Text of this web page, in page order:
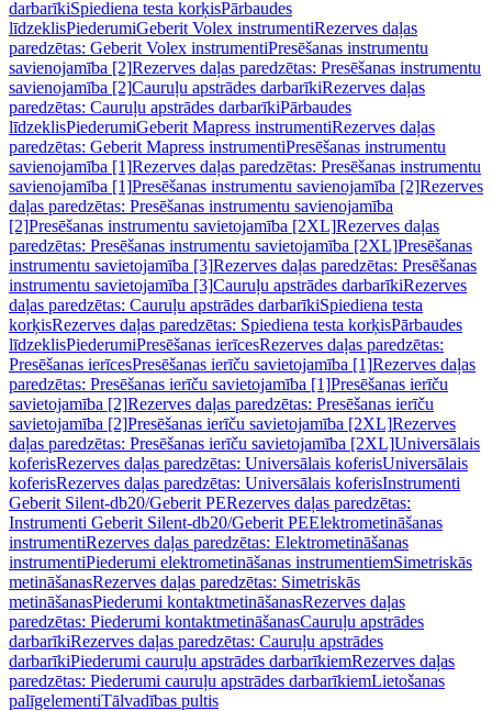
darbarīkiSpiediena testa korķisPārbaudes
līdzeklisPiederumiGeberit Volex instrumentiRezerves daļas
paredzētas: Geberit Volex instrumentiPresēšanas instrumentu
savienojamība [2]Rezerves daļas paredzētas: Presēšanas instrumentu
savienojamība [2]Cauruļu apstrādes darbarīkiRezerves daļas
paredzētas: Cauruļu apstrādes darbarīkiPārbaudes
līdzeklisPiederumiGeberit Mapress instrumentiRezerves daļas
paredzētas: Geberit Mapress instrumentiPresēšanas instrumentu
savienojamība [1]Rezerves daļas paredzētas: Presēšanas instrumentu
savienojamība [1]Presēšanas instrumentu savienojamība [2]Rezerves
daļas paredzētas: Presēšanas instrumentu savienojamība
[2]Presēšanas instrumentu savietojamība [2XL]Rezerves daļas
paredzētas: Presēšanas instrumentu savietojamība [2XL]Presēšanas
instrumentu savietojamība [3]Rezerves daļas paredzētas: Presēšanas
instrumentu savietojamība [3]Cauruļu apstrādes darbarīkiRezerves
daļas paredzētas: Cauruļu apstrādes darbarīkiSpiediena testa
korķisRezerves daļas paredzētas: Spiediena testa korķisPārbaudes
līdzeklisPiederumiPresēšanas ierīcesRezerves daļas paredzētas:
Presēšanas ierīcesPresēšanas ierīču savietojamība [1]Rezerves daļas
paredzētas: Presēšanas ierīču savietojamība [1]Presēšanas ierīču
savietojamība [2]Rezerves daļas paredzētas: Presēšanas ierīču
savietojamība [2]Presēšanas ierīču savietojamība [2XL]Rezerves
daļas paredzētas: Presēšanas ierīču savietojamība [2XL]Universālais
koferisRezerves daļas paredzētas: Universālais koferisUniversālais
koferisRezerves daļas paredzētas: Universālais koferisInstrumenti
Geberit Silent-db20/Geberit PERezerves daļas paredzētas:
Instrumenti Geberit Silent-db20/Geberit PEElektrometināšanas
instrumentiRezerves daļas paredzētas: Elektrometināšanas
instrumentiPiederumi elektrometināšanas instrumentiemSimetriskās
metināšanasRezerves daļas paredzētas: Simetriskās
metināšanasPiederumi kontaktmetināšanasRezerves daļas
paredzētas: Piederumi kontaktmetināšanasCauruļu apstrādes
darbarīkiRezerves daļas paredzētas: Cauruļu apstrādes
darbarīkiPiederumi cauruļu apstrādes darbarīkiemRezerves daļas
paredzētas: Piederumi cauruļu apstrādes darbarīkiemLietošanas
palīgelementiTālvadības pultis